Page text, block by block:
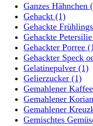
Ganzes Hähnchen
Gehackt (1)
Gehackte
Gehackte Petersilie
Gehackter Porree
Gehackter Speck
Gelatinepulver (1)
Gelierzucker (1)
Gemahlener Kaffee
Gemahlener
Gemahlener
Gemischtes